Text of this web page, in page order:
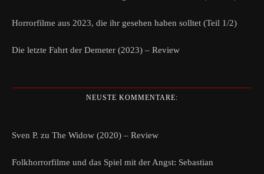
Horrorfilme aus 2023, die ihr gesehen haben solltet (Teil 1/2)
Die letzte Fahrt der Demeter (2023) – Review
NEUSTE KOMMENTARE:
Sven P. zu The Widow (2020) – Review
Folkhorrorfilme und das Spiel mit der Angst: Sebastian